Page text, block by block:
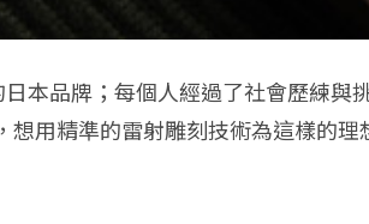
本品牌；每個人經過了社會歷練
想用精準的雷射雕刻技術為這樣的